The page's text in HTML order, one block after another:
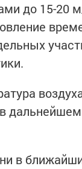
до 15-20
в